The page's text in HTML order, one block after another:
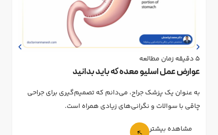
5 دقیقه زمان مطالعه
عوارض عمل اسلیو معده که باید بدانید
به عنوان یک پزشک جراح، می‌دانم که تصمیم‌گیری برای جراحی
چاقی با سوالات و نگرانی‌های زیادی همراه است.
مشاهده بیشتر